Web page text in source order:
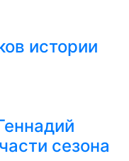
истории
сезона